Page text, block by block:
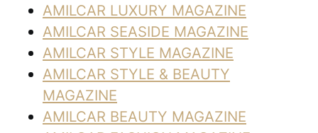
AMILCAR LUXURY MAGAZINE
AMILCAR SEASIDE MAGAZINE
AMILCAR STYLE MAGAZINE
AMILCAR STYLE & BEAUTY
MAGAZINE
AMILCAR BEAUTY MAGAZINE